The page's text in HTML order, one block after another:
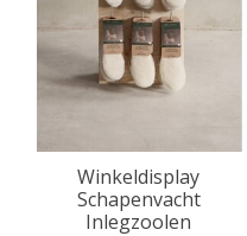
Winkeldisplay
Schapenvacht
Inlegzoolen